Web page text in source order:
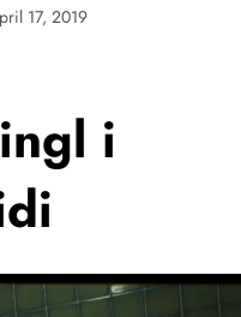
17, 2019
i